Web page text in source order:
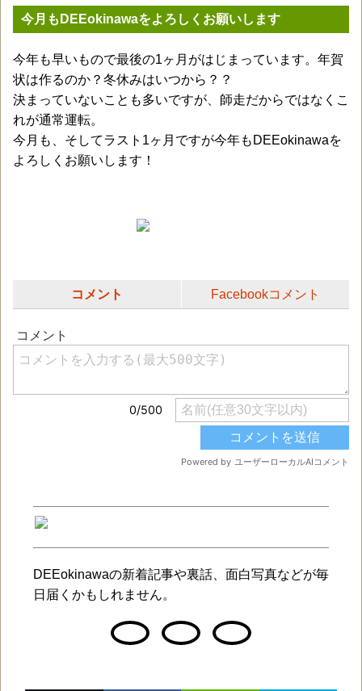
今月もDEEokinawaをよろしくお願いします
今年も早いもので最後の1ヶ月がはじまっています。年賀
状は作るのか？冬休みはいつから？？
決まっていないことも多いですが、師走だからではなくこ
れが通常運転。
今月も、そしてラスト1ヶ月ですが今年もDEEokinawaを
よろしくお願いします！
コメント Facebookコメント
DEEokinawaの新着記事や裏話、面白写真などが毎
日届くかもしれません。